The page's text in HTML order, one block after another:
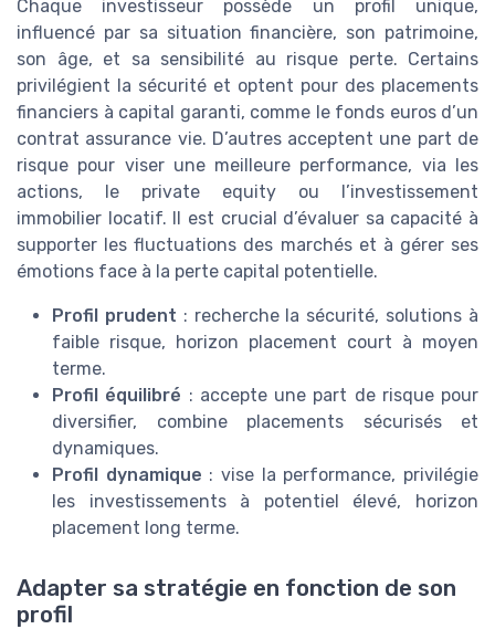
Chaque investisseur possède un profil unique,
influencé par sa situation financière, son patrimoine,
son âge, et sa sensibilité au risque perte. Certains
privilégient la sécurité et optent pour des placements
financiers à capital garanti, comme le fonds euros d’un
contrat assurance vie. D’autres acceptent une part de
risque pour viser une meilleure performance, via les
actions, le private equity ou l’investissement
immobilier locatif. Il est crucial d’évaluer sa capacité à
supporter les fluctuations des marchés et à gérer ses
émotions face à la perte capital potentielle.
Profil prudent : recherche la sécurité, solutions à
faible risque, horizon placement court à moyen
terme.
Profil équilibré : accepte une part de risque pour
diversifier, combine placements sécurisés et
dynamiques.
Profil dynamique : vise la performance, privilégie
les investissements à potentiel élevé, horizon
placement long terme.
Adapter sa stratégie en fonction de son
profil